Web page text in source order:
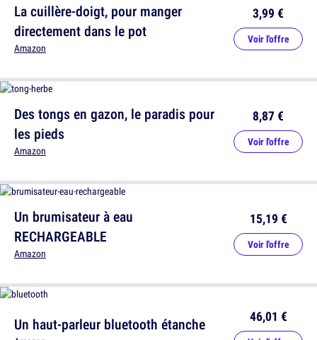
Des tongs en gazon, le paradis pour
les pieds
Amazon
8,87 €
Voir l'offre
Un haut-parleur bluetooth étanche 46,01 €
La cuillère-doigt, pour manger
directement dans le pot
Amazon
3,99 €
Voir l'offre
Un brumisateur à eau
RECHARGEABLE
Amazon
15,19 €
Voir l'offre